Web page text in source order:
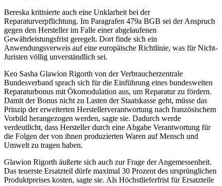
Bereska kritisierte auch eine Unklarheit bei der
Reparaturverpflichtung. Im Paragrafen 479a BGB sei der Anspruch
gegen den Hersteller im Falle einer abgelaufenen
Gewährleistungsfrist geregelt. Dort finde sich ein
Anwendungsverweis auf eine europäische Richtlinie, was für Nicht-
Juristen völlig unverständlich sei.
Keo Sasha Glawion Rigorth von der Verbraucherzentrale
Bundesverband sprach sich für die Einführung eines bundesweiten
Reparaturbonus mit Ökomodulation aus, um Reparatur zu fördern.
Damit der Bonus nicht zu Lasten der Staatskasse geht, müsse das
Prinzip der erweiterten Herstellerverantwortung nach französischem
Vorbild herangezogen werden, sagte sie. Dadurch werde
verdeutlicht, dass Hersteller durch eine Abgabe Verantwortung für
die Folgen der von ihnen produzierten Waren auf Mensch und
Umwelt zu tragen haben.
Glawion Rigorth äußerte sich auch zur Frage der Angemessenheit.
Das teuerste Ersatzteil dürfe maximal 30 Prozent des ursprünglichen
Produktpreises kosten, sagte sie. Als Höchstlieferfrist für Ersatzteile